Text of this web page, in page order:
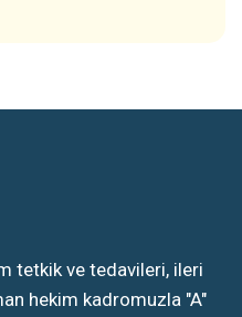
tetkik ve tedavileri, ileri
hekim kadromuzla "A"